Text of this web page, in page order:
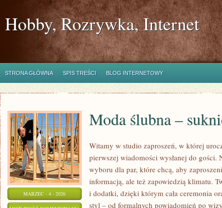
Hobby, Rozrywka, Internet
STRONA GŁÓWNA SPIS TREŚCI BLOG INTERNETOWY
MARZEC - 4 - 2026
Moda ślubna –
Witamy w studio zaproszeń, w której
pierwszej wiadomości wysłanej do gości.
wyboru dla par, które chcą, aby
informacją, ale też zapowiedzią klimatu.
i dodatki, dzięki którym cała ceremonia
styl – od formalnych powiadomień po